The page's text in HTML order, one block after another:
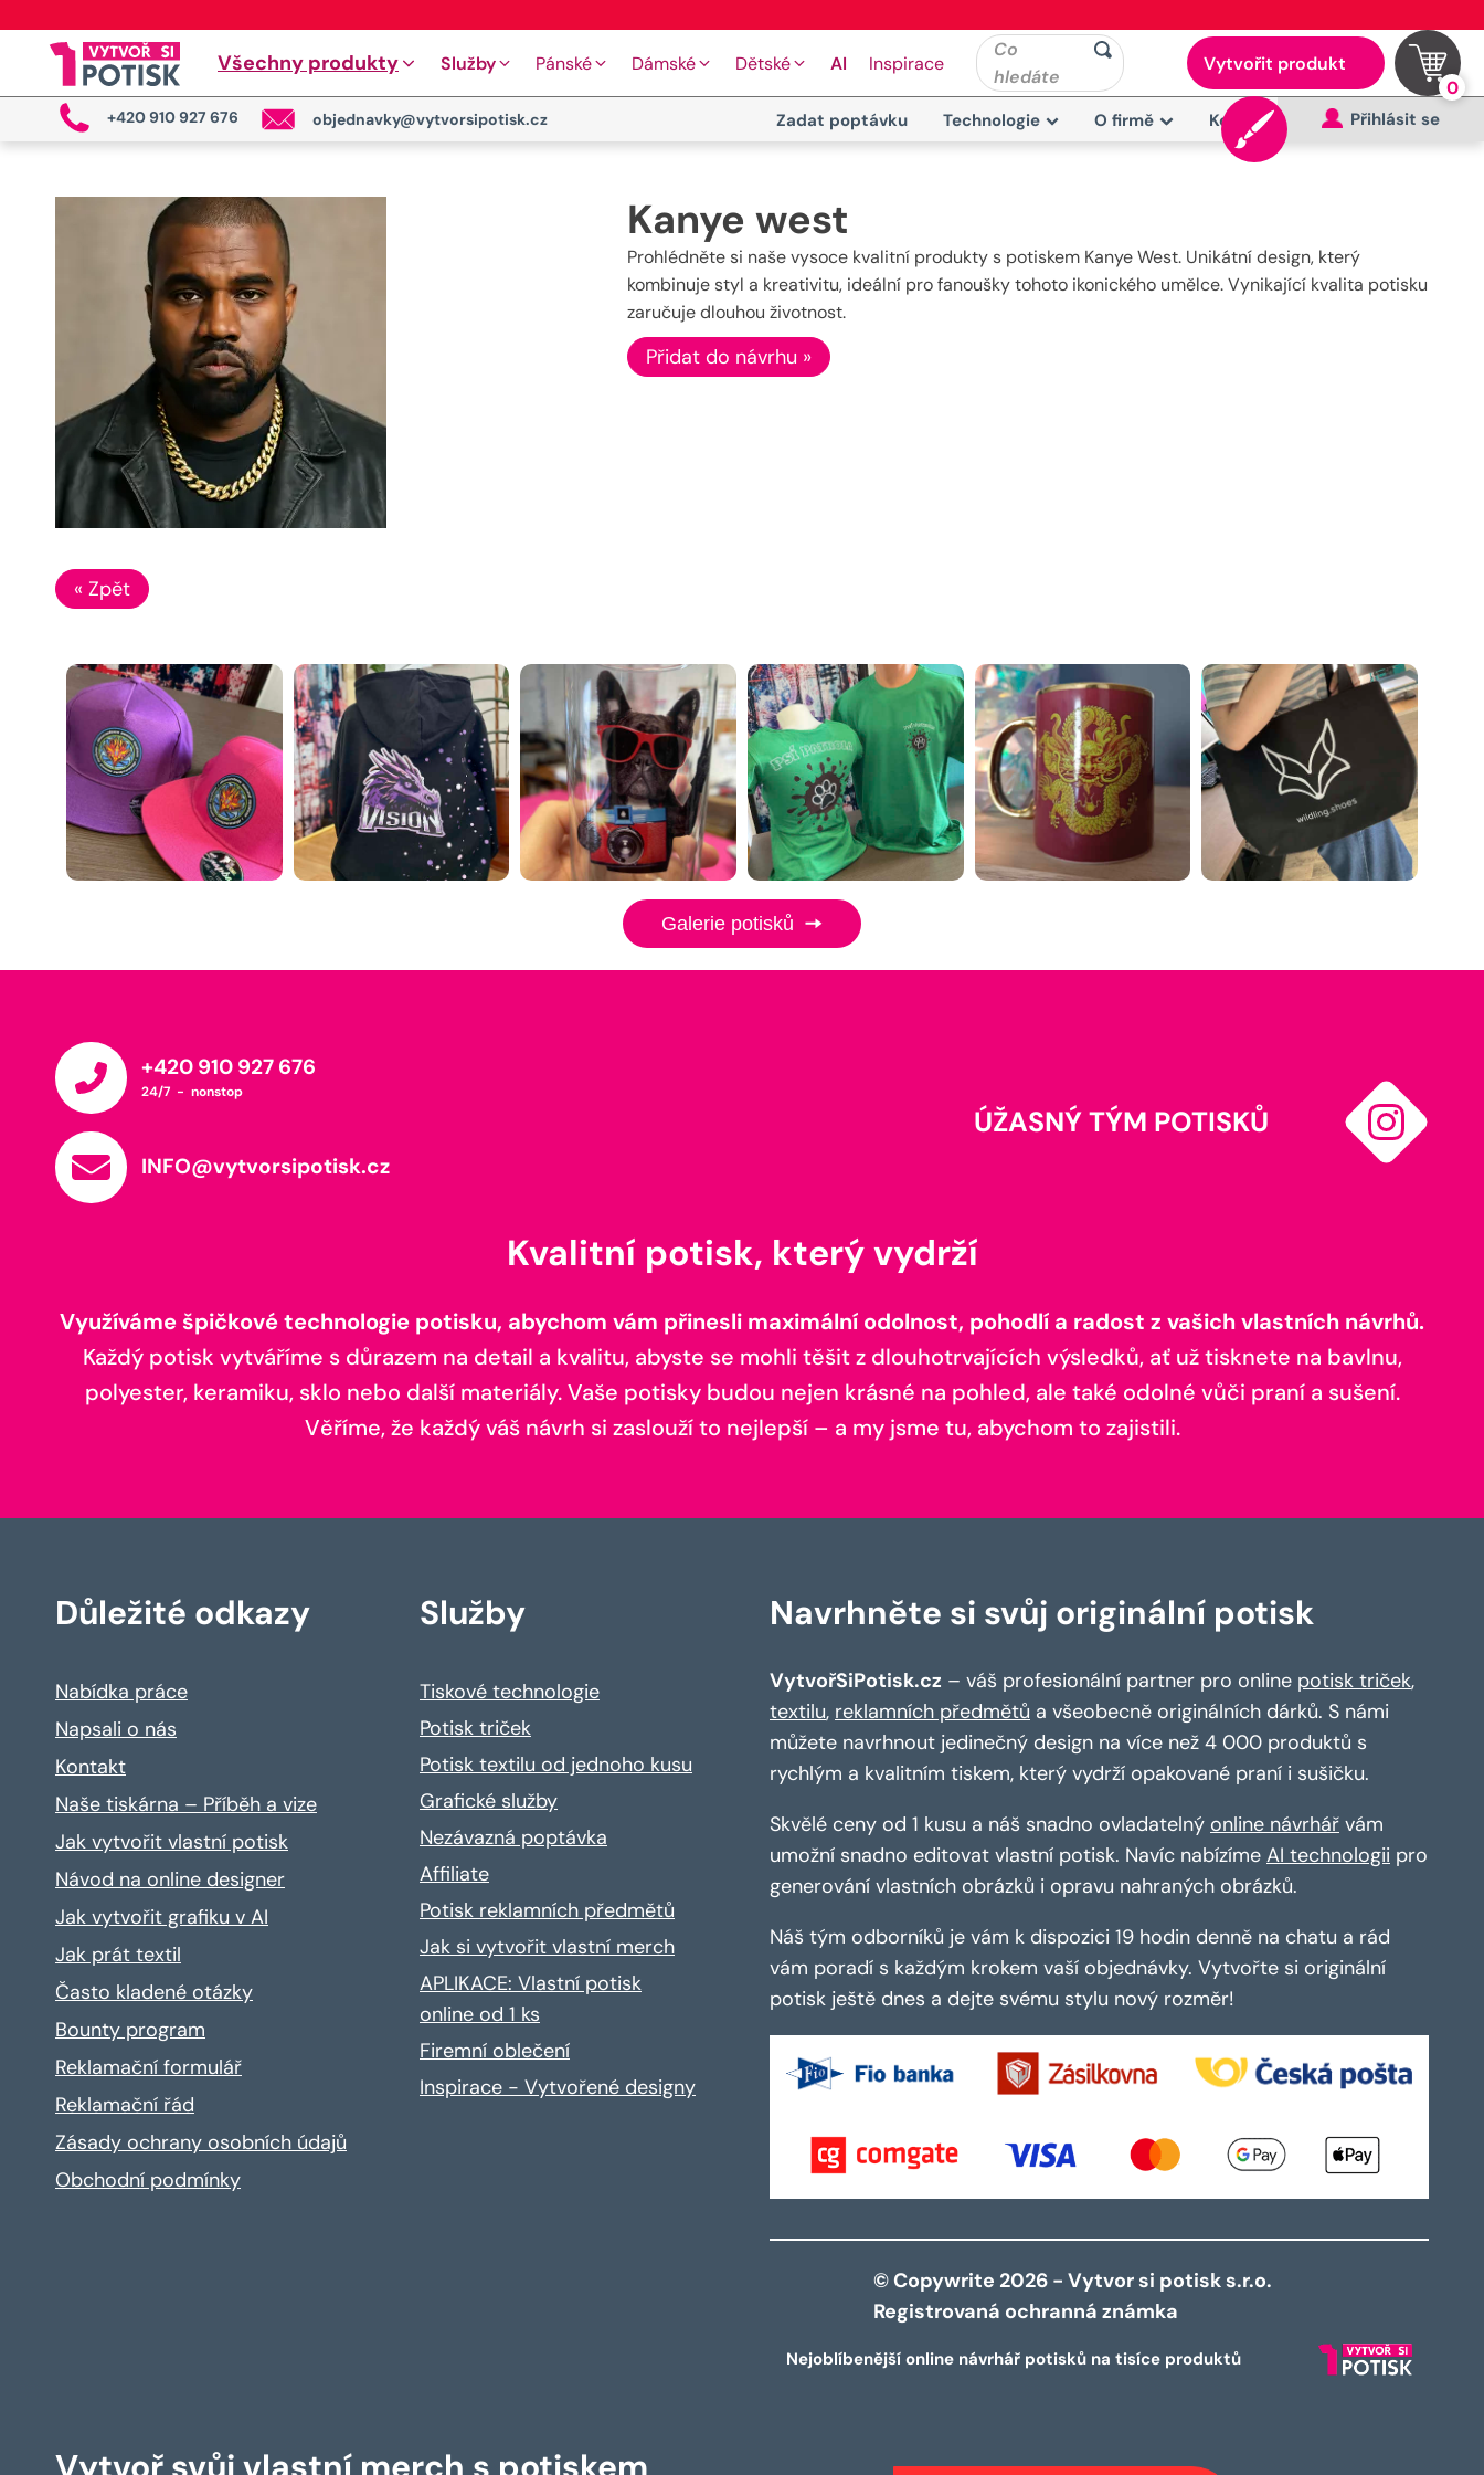
Všechny produkty Služby Pánské Dámské Dětské AI Inspirace
Co
hledáte
Vytvořit produkt
0
+420 910 927 676 objednavky@vytvorsipotisk.cz Zadat poptávku Technologie O firmě Kontakt Přihlásit se
Kanye west
Prohlédněte si naše vysoce kvalitní produkty s potiskem Kanye West. Unikátní design, který
kombinuje styl a kreativitu, ideální pro fanoušky tohoto ikonického umělce. Vynikající kvalita potisku
zaručuje dlouhou životnost.
Přidat do návrhu »
« Zpět
Galerie potisků
+420 910 927 676
24/7 - nonstop
INFO@vytvorsipotisk.cz
ÚŽASNÝ TÝM POTISKŮ
Kvalitní potisk, který vydrží
Využíváme špičkové technologie potisku, abychom vám přinesli maximální odolnost, pohodlí a radost z vašich vlastních návrhů.
Každý potisk vytváříme s důrazem na detail a kvalitu, abyste se mohli těšit z dlouhotrvajících výsledků, ať už tisknete na bavlnu,
polyester, keramiku, sklo nebo další materiály. Vaše potisky budou nejen krásné na pohled, ale také odolné vůči praní a sušení.
Věříme, že každý váš návrh si zaslouží to nejlepší – a my jsme tu, abychom to zajistili.
Důležité odkazy
Nabídka práce
Napsali o nás
Kontakt
Naše tiskárna – Příběh a vize
Jak vytvořit vlastní potisk
Návod na online designer
Jak vytvořit grafiku v AI
Jak prát textil
Často kladené otázky
Bounty program
Reklamační formulář
Reklamační řád
Zásady ochrany osobních údajů
Obchodní podmínky
Služby
Tiskové technologie
Potisk triček
Potisk textilu od jednoho kusu
Grafické služby
Nezávazná poptávka
Affiliate
Potisk reklamních předmětů
Jak si vytvořit vlastní merch
APLIKACE: Vlastní potisk
online od 1 ks
Firemní oblečení
Inspirace - Vytvořené designy
Navrhněte si svůj originální potisk
VytvořSiPotisk.cz – váš profesionální partner pro online potisk triček,
textilu, reklamních předmětů a všeobecně originálních dárků. S námi
můžete navrhnout jedinečný design na více než 4 000 produktů s
rychlým a kvalitním tiskem, který vydrží opakované praní i sušičku.
Skvělé ceny od 1 kusu a náš snadno ovladatelný online návrhář vám
umožní snadno editovat vlastní potisk. Navíc nabízíme AI technologii pro
generování vlastních obrázků i opravu nahraných obrázků.
Náš tým odborníků je vám k dispozici 19 hodin denně na chatu a rád
vám poradí s každým krokem vaší objednávky. Vytvořte si originální
potisk ještě dnes a dejte svému stylu nový rozměr!
© Copywrite 2026 - Vytvor si potisk s.r.o.
Registrovaná ochranná známka
Nejoblíbenější online návrhář potisků na tisíce produktů